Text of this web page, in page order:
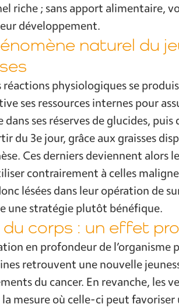
riche ; sans apport alimentaire,
développement.
naturel du
physiologiques se
ses ressources internes pour
ses réserves de glucides,
du 3e jour, grâce aux graisses
Ces derniers deviennent alors
contrairement à celles
lésées dans leur opération de
une stratégie plutôt bénéfique.
corps : un effet
en profondeur de
retrouvent une nouvelle
du cancer. En revanche, les
la mesure où celle-ci peut